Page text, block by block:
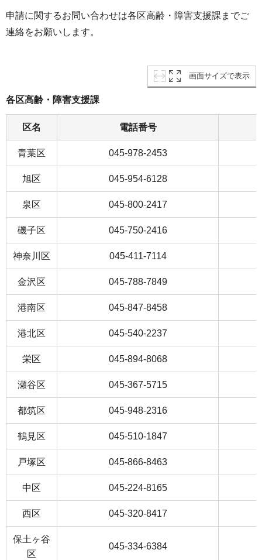
申請に関するお問い合わせは各区高齢・障害支援課までご
連絡をお願いします。
画面サイズで表示
各区高齢・障害支援課
区名 電話番号
青葉区 045-978-2453
旭区 045-954-6128
泉区 045-800-2417
磯子区 045-750-2416
神奈川区 045-411-7114
金沢区 045-788-7849
港南区 045-847-8458
港北区 045-540-2237
栄区 045-894-8068
瀬谷区 045-367-5715
都筑区 045-948-2316
鶴見区 045-510-1847
戸塚区 045-866-8463
中区 045-224-8165
西区 045-320-8417
保土ヶ谷
区
045-334-6384